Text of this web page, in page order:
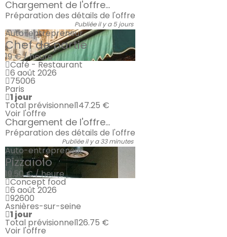
Chargement de l'offre...
Préparation des détails de l'offre
Publiée il y a 5 jours
Auto-entrepreneur
Chef de partie
19 € / heure
Café - Restaurant
6 août 2026
75006
Paris
1 jour
Total prévisionnel147.25 €
Voir l'offre
Chargement de l'offre...
Préparation des détails de l'offre
Publiée il y a 33 minutes
Auto-entrepreneur
Pizzaïolo
19.50 € / heure
Concept food
6 août 2026
92600
Asnières-sur-seine
1 jour
Total prévisionnel126.75 €
Voir l'offre